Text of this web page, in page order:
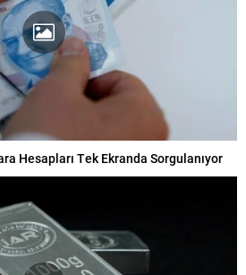
Hesapları Tek Ekranda Sorgulanıyor